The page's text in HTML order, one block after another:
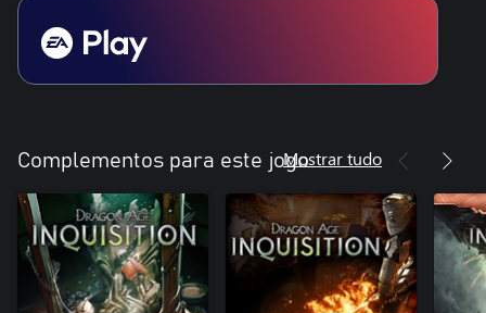
Complementos para este jogoMostrar tudo